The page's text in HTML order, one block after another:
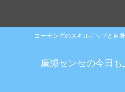
コーチングのスキルアップと自
廣瀬センセの今日